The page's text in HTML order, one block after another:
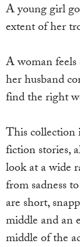
A young girl
extent of her
A woman
her husband
find the right
This collection
fiction stories,
look at a wide
from sadness
are short,
middle and an
middle of the